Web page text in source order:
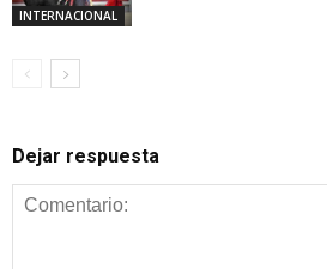
INTERNACIONAL
Dejar respuesta